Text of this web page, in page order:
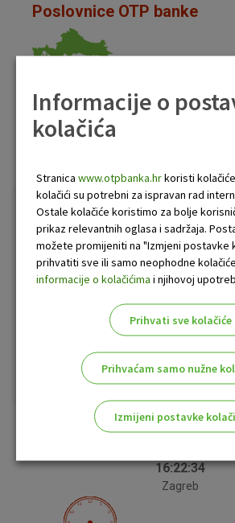
Poslovnice OTP banke
Pronađi najbližu lokaciju poslovnice
nudi uslugu Privatnog bankara.
Tečajna lista i kalkulator
Valuta Kupovni
CHF 0,969387
0,891644
1,200472
06
16:22:35
Zagreb
Informacije o
kolačića
Stranica www.otpbanka.hrkoristi
kolačići su potrebni za ispravan rad
Ostale kolačiće koristimo za bolje
prikaz relevantnih oglasa i sadržaja.
možete promijeniti na "Izmjeni postavke
prihvatiti sve ili samo neophodne
informacije o kolačićima i njihovoj
Prihvati sve kolačiće
Prihvaćam samo nužne
Izmijeni postavke